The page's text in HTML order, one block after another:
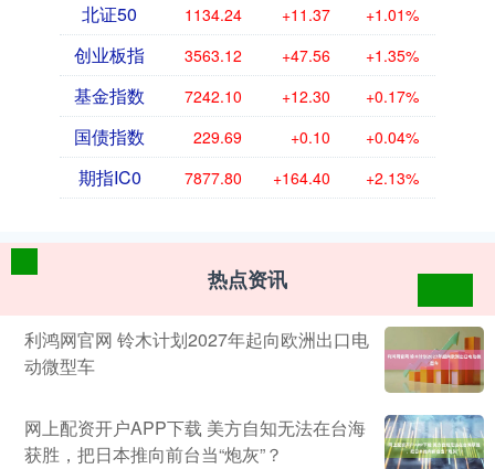
北证50 1134.24 +11.37 +1.01%
创业板指 3563.12 +47.56 +1.35%
基金指数 7242.10 +12.30 +0.17%
国债指数 229.69 +0.10 +0.04%
期指IC0 7877.80 +164.40 +2.13%
热点资讯
利鸿网官网 铃木计划2027年起向欧洲出口电
动微型车
网上配资开户APP下载 美方自知无法在台海
获胜，把日本推向前台当“炮灰”？